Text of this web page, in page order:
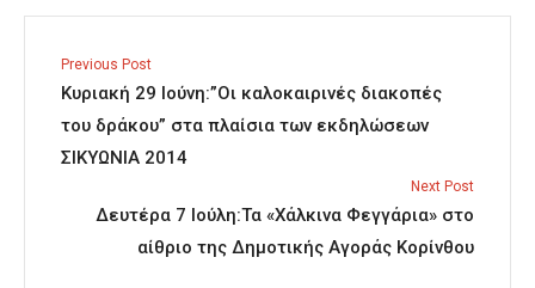
Previous Post
Κυριακή 29 Ιούνη:”Οι καλοκαιρινές διακοπές
του δράκου” στα πλαίσια των εκδηλώσεων
ΣΙΚΥΩΝΙΑ 2014
Next Post
Δευτέρα 7 Ιούλη:Τα «Χάλκινα Φεγγάρια» στο
αίθριο της Δημοτικής Αγοράς Κορίνθου